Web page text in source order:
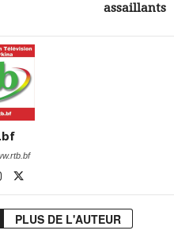
assaillants
PLUS DE L'AUTEUR